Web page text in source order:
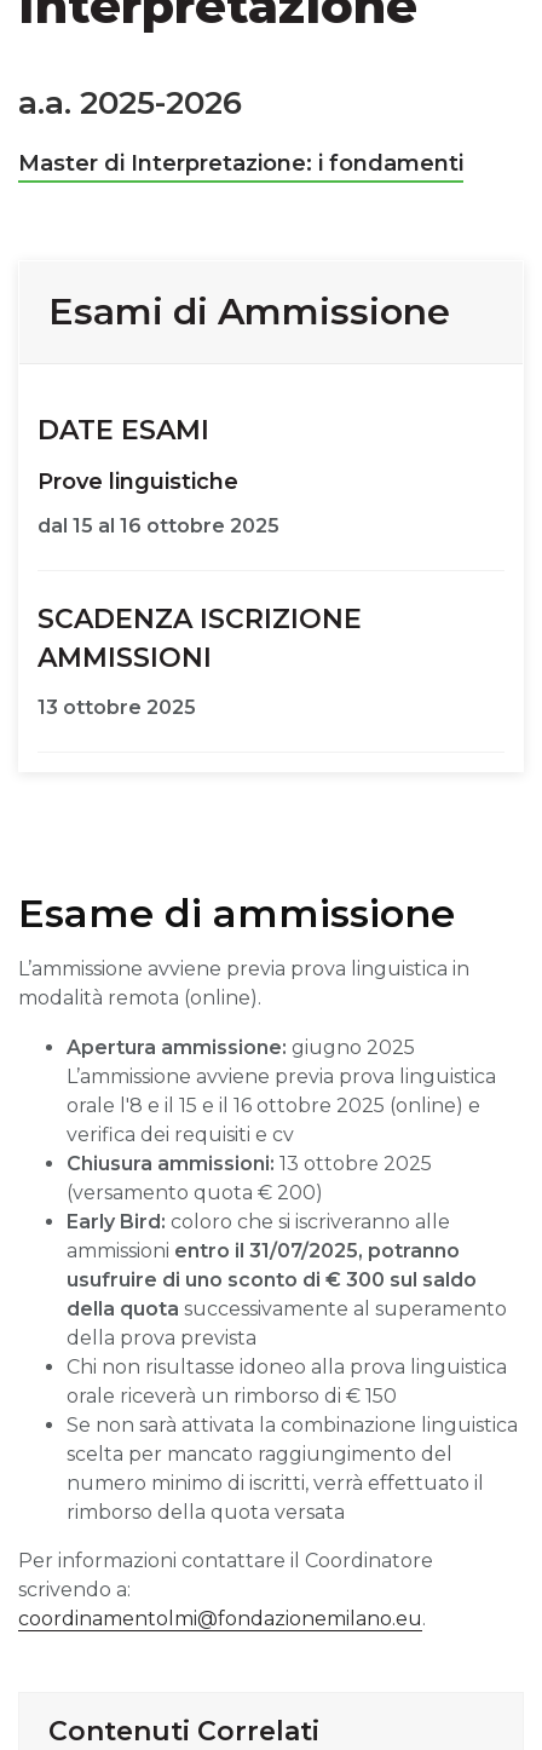
a.a. 2025-2026
Master di Interpretazione: i fondamenti
Esami di Ammissione
DATE ESAMI
Prove linguistiche
dal 15 al 16 ottobre 2025
SCADENZA ISCRIZIONE
AMMISSIONI
13 ottobre 2025
Esame di ammissione
L’ammissione avviene previa prova linguistica in
modalità remota (online).
Apertura ammissione: giugno 2025
L’ammissione avviene previa prova linguistica
orale l'8 e il 15 e il 16 ottobre 2025 (online) e
verifica dei requisiti e cv
Chiusura ammissioni: 13 ottobre 2025
(versamento quota € 200)
Early Bird: coloro che si iscriveranno alle
ammissioni entro il 31/07/2025, potranno
usufruire di uno sconto di € 300 sul saldo
della quota successivamente al superamento
della prova prevista
Chi non risultasse idoneo alla prova linguistica
orale riceverà un rimborso di € 150
Se non sarà attivata la combinazione linguistica
scelta per mancato raggiungimento del
numero minimo di iscritti, verrà effettuato il
rimborso della quota versata
Per informazioni contattare il Coordinatore
scrivendo a:
coordinamentolmi@fondazionemilano.eu.
Contenuti Correlati